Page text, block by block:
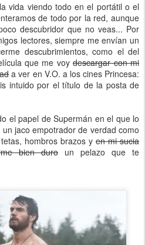
vida viendo todo en el portátil o el
de todo por la red, aunque
descubridor que no veas... Por
lectores, siempre me envían un
descubrimientos, como el del
que me voydescargar con mi
a ver en V.O. a los cines Princesa:
intuido por el título de la posta de
el papel de Supermán en el que lo
jaco empotrador de verdad como
hombros brazos y en mi sucia
bien duro un pelazo que te